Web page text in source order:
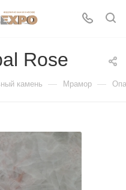
Rose
камень — Мрамор —